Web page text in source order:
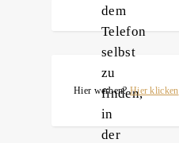
dem
Telefon
selbst
zu
finden,
in
der
Hier werben?Hier klicken